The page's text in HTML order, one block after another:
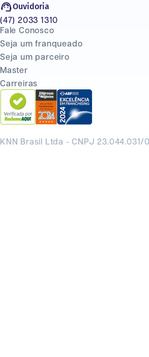
KNN Brasil Ltda - CNPJ 23.044.031/
Ouvidoria
(47) 2033 1310
Fale Conosco
Seja um franqueado
Seja um parceiro
Master
Carreiras